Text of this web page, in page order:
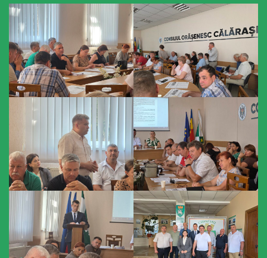
primăriei
Instituții
subordonate
IET
Lăstărel
IET
Guguță
IET
DoReMiCii
Școala